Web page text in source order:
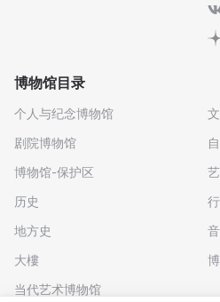
博物馆目录
个人与纪念博物馆
剧院博物馆
博物馆-保护区
历史
地方史
大樓
当代艺术博物馆